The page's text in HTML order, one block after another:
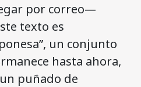
por correo—
texto es
un conjunto
hasta ahora,
puñado de